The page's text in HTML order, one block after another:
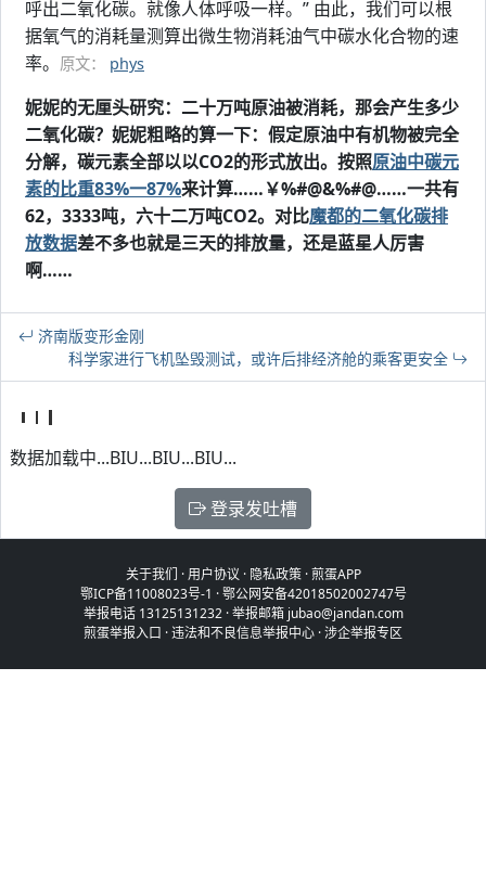
呼出二氧化碳。就像人体呼吸一样。” 由此，我们可以根
据氧气的消耗量测算出微生物消耗油气中碳水化合物的速
率。 原文： phys
妮妮的无厘头研究：二十万吨原油被消耗，那会产生多少
二氧化碳？妮妮粗略的算一下：假定原油中有机物被完全
分解，碳元素全部以以CO2的形式放出。按照原油中碳元
素的比重83%一87%来计算……￥%#@&%#@……一共有
62，3333吨，六十二万吨CO2。对比魔都的二氧化碳排
放数据差不多也就是三天的排放量，还是蓝星人厉害
啊……
济南版变形金刚
科学家进行飞机坠毁测试，或许后排经济舱的乘客更安全
数据加载中...BIU...BIU...BIU...
登录发吐槽
关于我们 ·用户协议 · 隐私政策·煎蛋APP
鄂ICP备11008023号-1 ·鄂公网安备42018502002747号
举报电话 13125131232 · 举报邮箱 jubao@jandan.com
煎蛋举报入口 ·违法和不良信息举报中心 ·涉企举报专区